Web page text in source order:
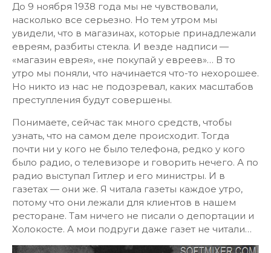
До 9 ноября 1938 года мы не чувствовали,
насколько все серьезно. Но тем утром мы
увидели, что в магазинах, которые принадлежали
евреям, разбиты стекла. И везде надписи —
«магазин еврея», «не покупай у евреев»… В то
утро мы поняли, что начинается что-то нехорошее.
Но никто из нас не подозревал, каких масштабов
преступления будут совершены.
Понимаете, сейчас так много средств, чтобы
узнать, что на самом деле происходит. Тогда
почти ни у кого не было телефона, редко у кого
было радио, о телевизоре и говорить нечего. А по
радио выступал Гитлер и его министры. И в
газетах — они же. Я читала газеты каждое утро,
потому что они лежали для клиентов в нашем
ресторане. Там ничего не писали о депортации и
Холокосте. А мои подруги даже газет не читали…